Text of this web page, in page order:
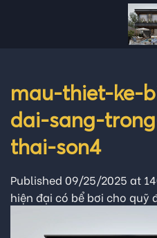
mau-thiet-ke-
dai-sang-
thai-son4
Published 09/25/2025 at
hiện đại có bể bơi cho quỹ